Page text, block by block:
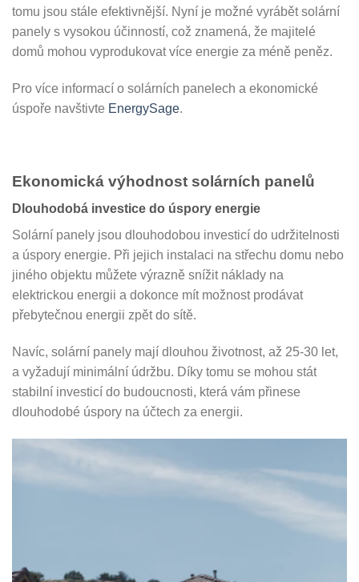
tomu jsou stále efektivnější. Nyní je možné vyrábět solární
panely s vysokou účinností, což znamená, že majitelé
domů mohou vyprodukovat více energie za méně peněz.
Pro více informací o solárních panelech a ekonomické
úspoře navštivte EnergySage.
Ekonomická výhodnost solárních panelů
Dlouhodobá investice do úspory energie
Solární panely jsou dlouhodobou investicí do udržitelnosti
a úspory energie. Při jejich instalaci na střechu domu nebo
jiného objektu můžete výrazně snížit náklady na
elektrickou energii a dokonce mít možnost prodávat
přebytečnou energii zpět do sítě.
Navíc, solární panely mají dlouhou životnost, až 25-30 let,
a vyžadují minimální údržbu. Díky tomu se mohou stát
stabilní investicí do budoucnosti, která vám přinese
dlouhodobé úspory na účtech za energii.